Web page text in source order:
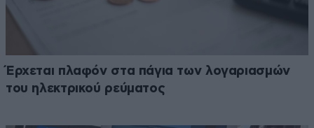
Έρχεται πλαφόν στα πάγια των λογαριασμών
του ηλεκτρικού ρεύματος